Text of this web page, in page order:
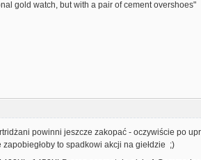
gold watch, but with a pair of cement overshoes"
powinni jeszcze zakopać - oczywiście po
to spadkowi akcji na giełdzie ;)